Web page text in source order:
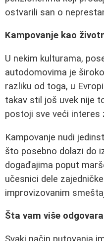
ostvarili san o
Kampovanje kao
U nekim kulturama,
autodomovima je
razliku od toga, u
takav stil još uvek nije
postoji sve veći interes
Kampovanje nudi
što posebno dolazi do
događajima poput
učesnici dele
improvizovanim
Šta vam više